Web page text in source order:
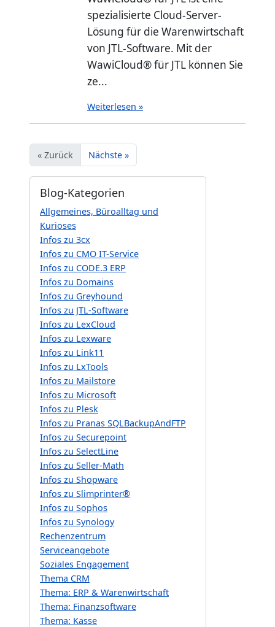
spezialisierte Cloud-Server-
Lösung für die Warenwirtschaft
von JTL-Software. Mit der
WawiCloud® für JTL können Sie
ze...
Weiterlesen »
« Zurück Nächste »
Blog-Kategorien
Allgemeines, Büroalltag und
Kurioses
Infos zu 3cx
Infos zu CMO IT-Service
Infos zu CODE.3 ERP
Infos zu Domains
Infos zu Greyhound
Infos zu JTL-Software
Infos zu LexCloud
Infos zu Lexware
Infos zu Link11
Infos zu LxTools
Infos zu Mailstore
Infos zu Microsoft
Infos zu Plesk
Infos zu Pranas SQLBackupAndFTP
Infos zu Securepoint
Infos zu SelectLine
Infos zu Seller-Math
Infos zu Shopware
Infos zu Slimprinter®
Infos zu Sophos
Infos zu Synology
Rechenzentrum
Serviceangebote
Soziales Engagement
Thema CRM
Thema: ERP & Warenwirtschaft
Thema: Finanzsoftware
Thema: Kasse